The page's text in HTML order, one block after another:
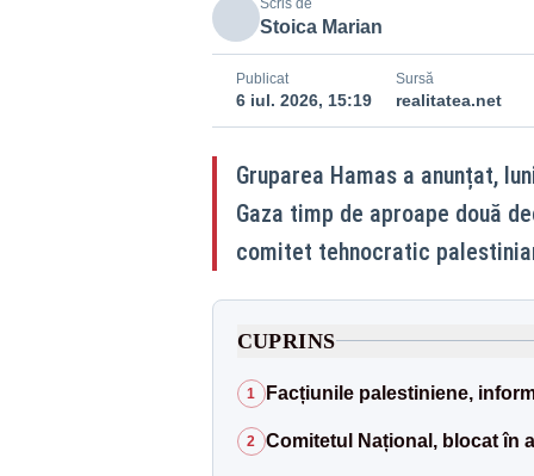
Stoica Marian
Publicat
6 iul. 2026, 15:19
Sursă
realitatea.net
Gruparea Hamas a anunțat,
Gaza timp de aproape două
comitet tehnocratic
CUPRINS
1 Facțiunile palestiniene,
2 Comitetul Național, blocat în